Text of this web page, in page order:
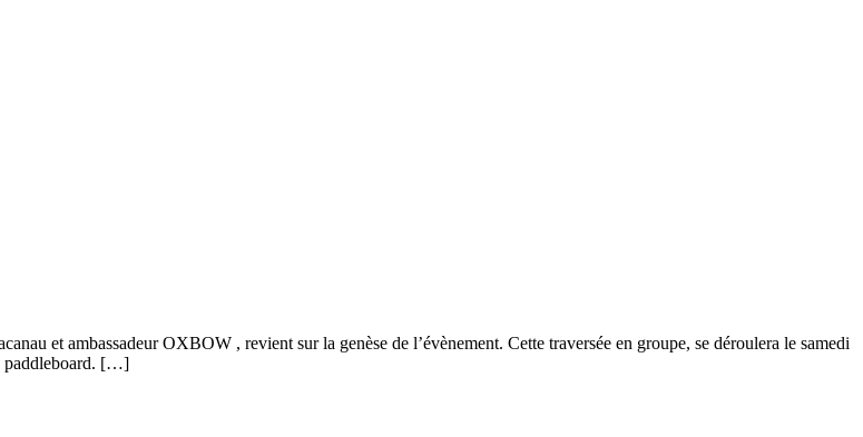
et ambassadeur OXBOW , revient sur la genèse de l’évènement. Cette traversée en groupe, se déroulera le samedi
paddleboard. […]